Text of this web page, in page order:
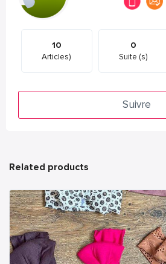
10
Articles)
0
Suite (s)
Suivre
Related products